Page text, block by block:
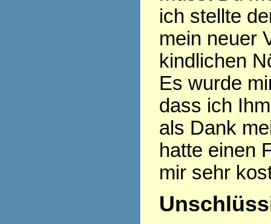
ich stellte
mein neuer
kindlichen
Es wurde
dass ich
als Dank
hatte einen
mir sehr